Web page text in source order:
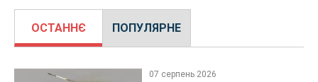
ОСТАННЄ ПОПУЛЯРНЕ
07 серпень 2026